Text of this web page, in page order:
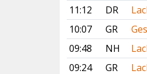
11:12
DR
10:07
GR
09:48
NH
09:24
GR